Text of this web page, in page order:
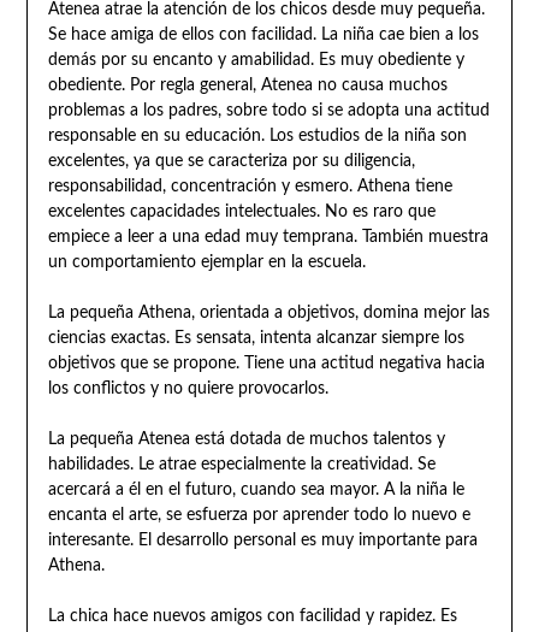
Atenea atrae la atención de los chicos desde muy pequeña.
Se hace amiga de ellos con facilidad. La niña cae bien a los
demás por su encanto y amabilidad. Es muy obediente y
obediente. Por regla general, Atenea no causa muchos
problemas a los padres, sobre todo si se adopta una actitud
responsable en su educación. Los estudios de la niña son
excelentes, ya que se caracteriza por su diligencia,
responsabilidad, concentración y esmero. Athena tiene
excelentes capacidades intelectuales. No es raro que
empiece a leer a una edad muy temprana. También muestra
un comportamiento ejemplar en la escuela.
La pequeña Athena, orientada a objetivos, domina mejor las
ciencias exactas. Es sensata, intenta alcanzar siempre los
objetivos que se propone. Tiene una actitud negativa hacia
los conflictos y no quiere provocarlos.
La pequeña Atenea está dotada de muchos talentos y
habilidades. Le atrae especialmente la creatividad. Se
acercará a él en el futuro, cuando sea mayor. A la niña le
encanta el arte, se esfuerza por aprender todo lo nuevo e
interesante. El desarrollo personal es muy importante para
Athena.
La chica hace nuevos amigos con facilidad y rapidez. Es